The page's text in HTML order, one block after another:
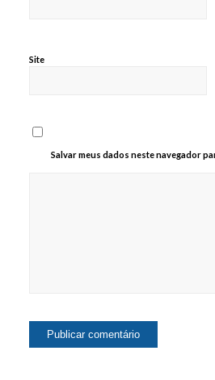
Site
Salvar meus dados neste navegador